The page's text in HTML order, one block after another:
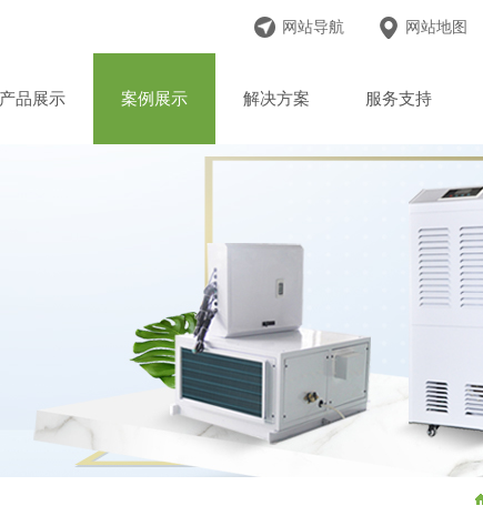
网站地图
网站导航
产品展示 案例展示 解决方案 服务支持